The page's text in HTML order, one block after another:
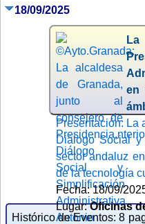
18/09/2025
en
Presentación: La
Diálogo Social y
sector andaluz
de la tecnología
Fecha: 18/09/
Lugar:Oficinas
Histórico de Eventos: 8